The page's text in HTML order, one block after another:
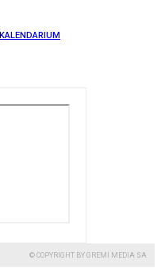
KALENDARIUM
© COPYRIGHT BY GREMI MEDIA SA